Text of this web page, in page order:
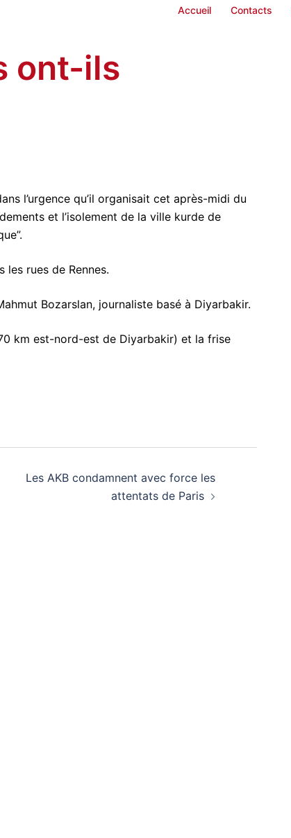
Accueil Contacts
ont-ils
l’urgence qu’il organisait cet après-midi du
et l’isolement de la ville kurde de
les rues de Rennes.
Bozarslan, journaliste basé à Diyarbakir.
km est-nord-est de Diyarbakir) et la frise
Les AKB condamnent avec force les
attentats de Paris